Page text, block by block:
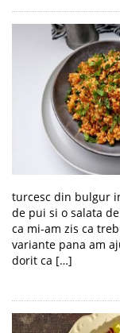
turcesc din bulgur
de pui si o salata
ca mi-am zis ca
variante pana am
dorit ca […]